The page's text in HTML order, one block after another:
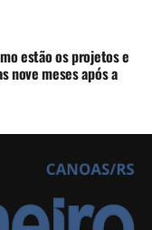
estão os projetos e
nove meses após a